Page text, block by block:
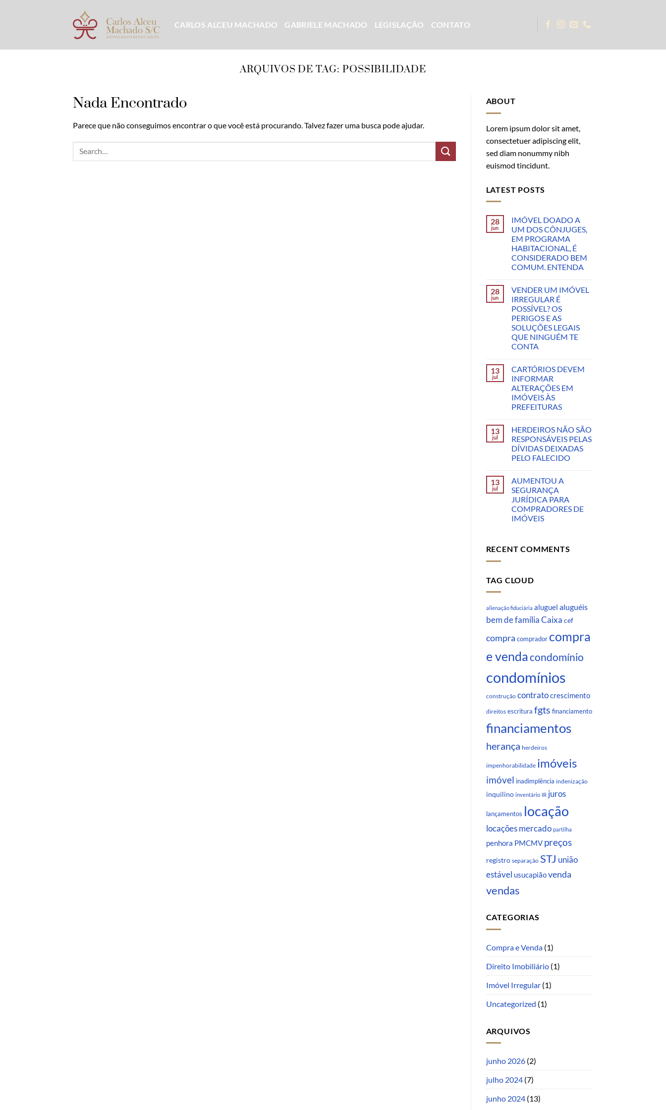
CARLOS ALCEU MACHADO GABRIELE MACHADO LEGISLAÇÃO CONTATO
ARQUIVOS DE TAG: POSSIBILIDADE
Nada Encontrado
Parece que não conseguimos encontrar o que você está procurando. Talvez fazer uma busca pode ajudar.
ABOUT
Lorem ipsum dolor sit amet,
consectetuer adipiscing elit,
sed diam nonummy nibh
euismod tincidunt.
LATEST POSTS
28
jun
IMÓVEL DOADO A
UM DOS CÔNJUGES,
EM PROGRAMA
HABITACIONAL, É
CONSIDERADO BEM
COMUM. ENTENDA
28
jun
VENDER UM IMÓVEL
IRREGULAR É
POSSÍVEL? OS
PERIGOS E AS
SOLUÇÕES LEGAIS
QUE NINGUÉM TE
CONTA
13
jul
CARTÓRIOS DEVEM
INFORMAR
ALTERAÇÕES EM
IMÓVEIS ÀS
PREFEITURAS
13
jul
HERDEIROS NÃO SÃO
RESPONSÁVEIS PELAS
DÍVIDAS DEIXADAS
PELO FALECIDO
13
jul
AUMENTOU A
SEGURANÇA
JURÍDICA PARA
COMPRADORES DE
IMÓVEIS
RECENT COMMENTS
TAG CLOUD
alienação fiduciária aluguel aluguéis
bem de família Caixa cef
compra comprador compra
e vendacondomínio
condomínios
construção contratocrescimento
direitos escritura fgts financiamento
financiamentos
herança herdeiros
impenhorabilidade imóveis
imóvel inadimplência indenização
inquilino inventário IR juros
lançamentos locação
locações mercado partilha
penhora PMCMV preços
registro separação STJ união
estável usucapiãovenda
vendas
CATEGORIAS
Compra e Venda(1)
Direito Imobiliário(1)
Imóvel Irregular(1)
Uncategorized (1)
ARQUIVOS
junho 2026(2)
julho 2024(7)
junho 2024(13)